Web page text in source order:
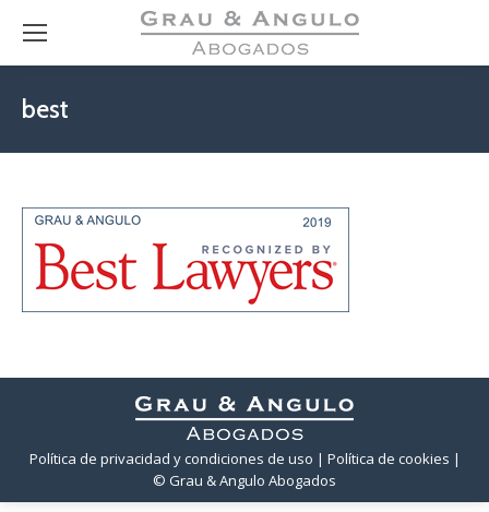
best
Política de privacidad y condiciones de uso | Política de cookies |
© Grau & Angulo Abogados